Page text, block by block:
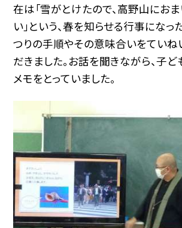
在は「雪がとけたので、高野山にお
い」という、春を知らせる行事になっ
つりの手順やその意味合いをていね
だきました。お話を聞きながら、子
メモをとっていました。